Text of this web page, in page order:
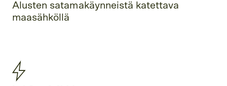
Alusten satamakäynneistä katettava
maasähköllä